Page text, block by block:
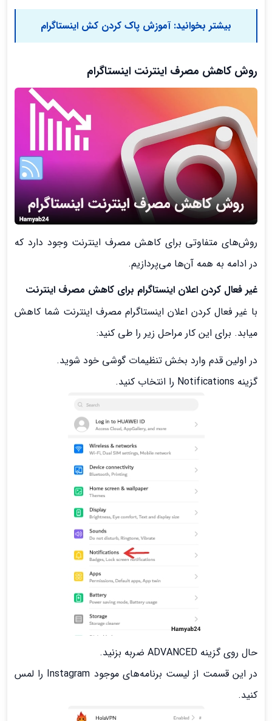
بیشتر بخوانید:آموزش پاک کردن کش اینستاگرام
روش کاهش مصرف اینترنت اینستاگرام
روش‌های متفاوتی برای کاهش مصرف اینترنت وجود دارد که
در ادامه به همه آن‌ها می‌پردازیم.
غیر فعال کردن اعلان اینستاگرام برای کاهش مصرف اینترنت
با غیر فعال کردن اعلان اینستاگرام مصرف اینترنت شما کاهش
میابد. برای این کار مراحل زیر را طی کنید:
در اولین قدم وارد بخش تنظیمات گوشی خود شوید.
گزینه Notifications را انتخاب کنید.
حال روی گزینه ADVANCED ضربه بزنید.
در این قسمت از لیست برنامه‌های موجود Instagram را لمس
کنید.